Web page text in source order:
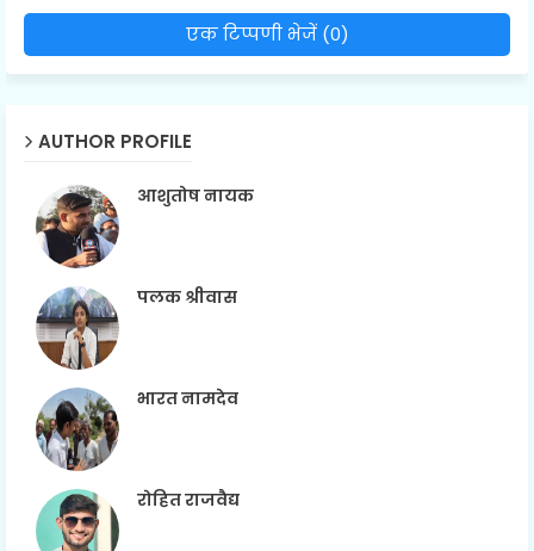
एक टिप्पणी भेजें (0)
AUTHOR PROFILE
आशुतोष नायक
पलक श्रीवास
भारत नामदेव
रोहित राजवैद्य